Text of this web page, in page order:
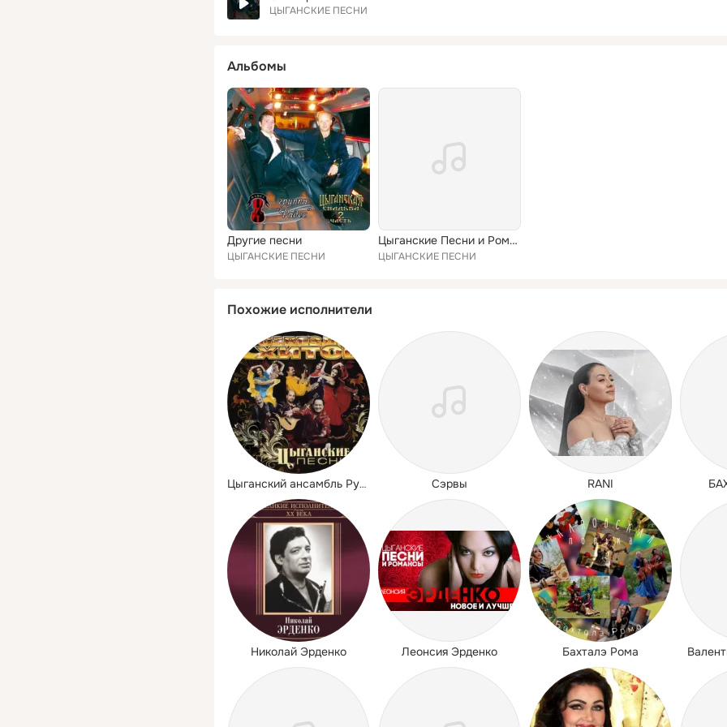
ЦЫГАНСКИЕ ПЕСНИ
Альбомы
Другие песни
ЦЫГАНСКИЕ ПЕСНИ
Цыганские Песни и Романсы
ЦЫГАНСКИЕ ПЕСНИ
Похожие исполнители
Цыганский ансамбль Русска рома Сэрвы RANI
Николай Эрденко Леонсия Эрденко Бахталэ Рома